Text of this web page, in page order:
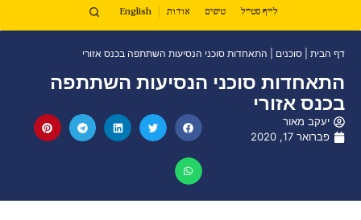
לייף סטייל
טיפים אודות English
דף הבית סוכנים התאחדות סוכני הנסיעות השתתפה בכנס אזורי
התאחדות סוכני הנסיעות השתתפה
בכנס אזורי
יעקב מאור
פברואר 17, 2020